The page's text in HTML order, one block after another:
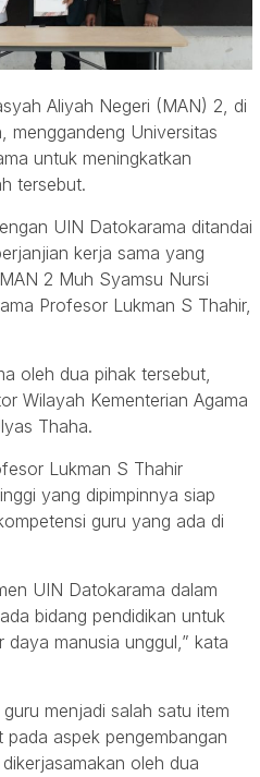
Aliyah Negeri (MAN) 2, di
menggandeng Universitas
untuk meningkatkan
tersebut.
UIN Datokarama ditandai
kerja sama yang
2 Muh Syamsu Nursi
Profesor Lukman S Thahir,
oleh dua pihak tersebut,
Wilayah Kementerian Agama
Thaha.
Lukman S Thahir
yang dipimpinnya siap
guru yang ada di
UIN Datokarama dalam
bidang pendidikan untuk
daya manusia unggul,” kata
menjadi salah satu item
pada aspek pengembangan
oleh dua